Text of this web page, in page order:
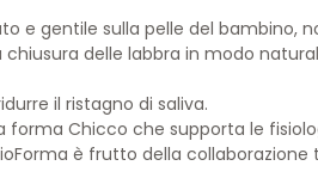
e gentile sulla pelle del bambino,
delle labbra in modo
il ristagno di saliva.
forma Chicco che supporta le
è frutto della